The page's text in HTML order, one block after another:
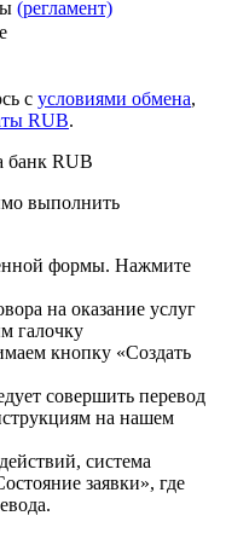
(регламент)
с условиями обмена,
RUB.
банк RUB
выполнить
формы. Нажмите
на оказание услуг
галочку
кнопку «Создать
совершить перевод
на нашем
система
заявки», где